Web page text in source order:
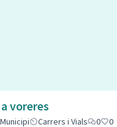
voreres
Municipi Carrers i Vials 0 0